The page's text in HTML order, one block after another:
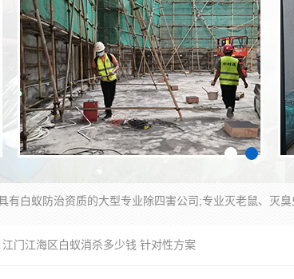
江门江海区白蚁消杀多少钱 针对性方案